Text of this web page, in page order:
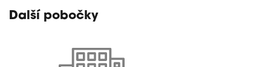
Další pobočky